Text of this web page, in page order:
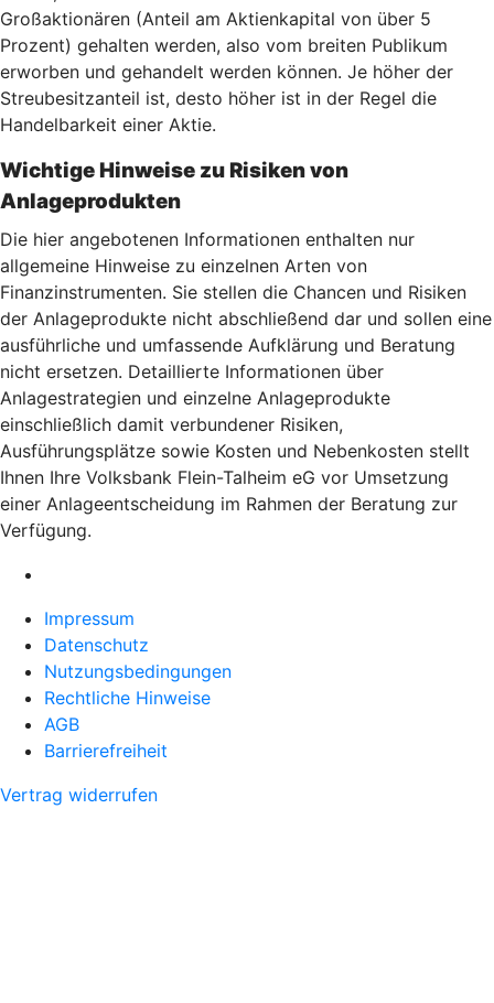
Großaktionären (Anteil am Aktienkapital von über 5
Prozent) gehalten werden, also vom breiten Publikum
erworben und gehandelt werden können. Je höher der
Streubesitzanteil ist, desto höher ist in der Regel die
Handelbarkeit einer Aktie.
Wichtige Hinweise zu Risiken von
Anlageprodukten
Die hier angebotenen Informationen enthalten nur
allgemeine Hinweise zu einzelnen Arten von
Finanzinstrumenten. Sie stellen die Chancen und Risiken
der Anlageprodukte nicht abschließend dar und sollen eine
ausführliche und umfassende Aufklärung und Beratung
nicht ersetzen. Detaillierte Informationen über
Anlagestrategien und einzelne Anlageprodukte
einschließlich damit verbundener Risiken,
Ausführungsplätze sowie Kosten und Nebenkosten stellt
Ihnen Ihre Volksbank Flein-Talheim eG vor Umsetzung
einer Anlageentscheidung im Rahmen der Beratung zur
Verfügung.
Impressum
Datenschutz
Nutzungsbedingungen
Rechtliche Hinweise
AGB
Barrierefreiheit
Vertrag widerrufen